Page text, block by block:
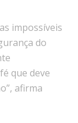
impossíveis
do
que deve
afirma